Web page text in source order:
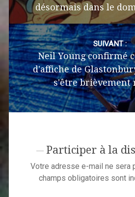
désormais dans le
SUIVANT :
Neil Young confirmé
d'affiche de
s'être
Participer à la
Votre adresse e-mail ne sera
champs obligatoires sont